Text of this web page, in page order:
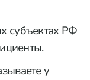
субъектах РФ
у